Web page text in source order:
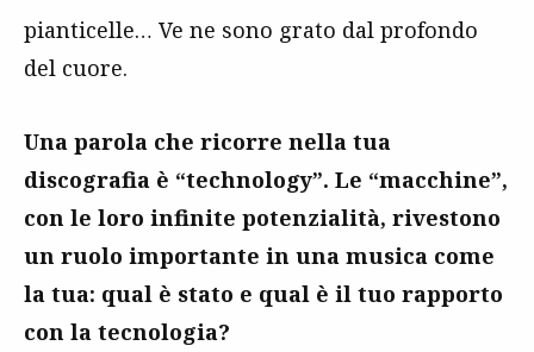
pianticelle… Ve ne sono grato dal profondo
del cuore.
Una parola che ricorre nella tua
discografia è “technology”. Le “macchine”,
con le loro infinite potenzialità, rivestono
un ruolo importante in una musica come
la tua: qual è stato e qual è il tuo rapporto
con la tecnologia?